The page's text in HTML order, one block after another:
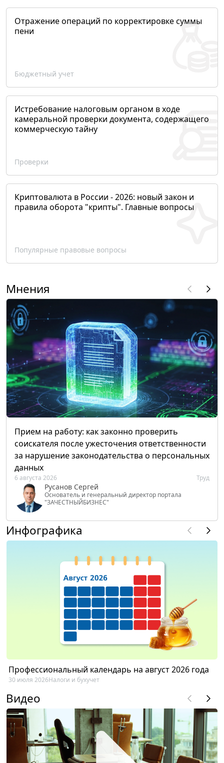
Отражение операций по корректировке суммы
пени
Бюджетный учет
Истребование налоговым органом в ходе
камеральной проверки документа, содержащего
коммерческую тайну
Проверки
Криптовалюта в России - 2026: новый закон и
правила оборота "крипты". Главные вопросы
Популярные правовые вопросы
Мнения
Прием на работу: как законно проверить
соискателя после ужесточения ответственности
за нарушение законодательства о персональных
данных
6 августа 2026 Труд
Русанов Сергей
Основатель и генеральный директор портала
"ЗАЧЕСТНЫЙБИЗНЕС"
Инфографика
Профессиональный календарь на август 2026 года
30 июля 2026Налоги и бухучет
Видео